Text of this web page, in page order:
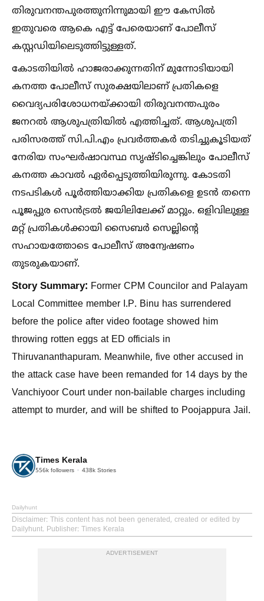
തിരുവനന്തപുരത്തുനിന്നുമായി ഈ കേസില്‍
ഇതുവരെ ആകെ എട്ട് പേരെയാണ് പോലീസ്
കസ്റ്റഡിയിലെടുത്തിട്ടുള്ളത്.
കോടതിയില്‍ ഹാജരാക്കുന്നതിന് മുന്നോടിയായി
കനത്ത പോലീസ് സുരക്ഷയിലാണ് പ്രതികളെ
വൈദ്യപരിശോധനയ്ക്കായി തിരുവനന്തപുരം
ജനറല്‍ ആശുപത്രിയില്‍ എത്തിച്ചത്. ആശുപത്രി
പരിസരത്ത് സി.പി.എം പ്രവർത്തകർ തടിച്ചുകൂടിയത്
നേരിയ സംഘർഷാവസ്ഥ സൃഷ്ടിച്ചെങ്കിലും പോലീസ്
കനത്ത കാവല്‍ ഏർപ്പെടുത്തിയിരുന്നു. കോടതി
നടപടികള്‍ പൂർത്തിയാക്കിയ പ്രതികളെ ഉടൻ തന്നെ
പൂജപ്പുര സെൻട്രല്‍ ജയിലിലേക്ക് മാറ്റും. ഒളിവിലുള്ള
മറ്റ് പ്രതികള്‍ക്കായി സൈബർ സെല്ലിന്റെ
സഹായത്തോടെ പോലീസ് അന്വേഷണം
തുടരുകയാണ്.
Story Summary: Former CPM Councilor and Palayam
Local Committee member I.P. Binu has surrendered
before the police after video footage showed him
throwing rotten eggs at ED officials in
Thiruvananthapuram. Meanwhile, five other accused in
the attack case have been remanded for 14 days by the
Vanchiyoor Court under non-bailable charges including
attempt to murder, and will be shifted to Poojappura Jail.
Times Kerala
556k followers 438k Stories
Dailyhunt
Disclaimer: This content has not been generated, created or edited by
Dailyhunt. Publisher: Times Kerala
ADVERTISEMENT